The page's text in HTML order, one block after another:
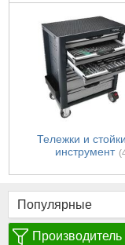
Тележки и
инструмент
Производитель